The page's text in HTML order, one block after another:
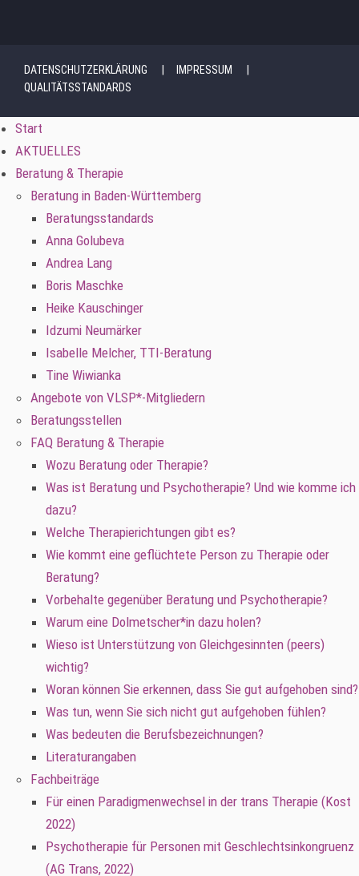
DATENSCHUTZERKLÄRUNG
IMPRESSUM
QUALITÄTSSTANDARDS
Start
AKTUELLES
Beratung & Therapie
Beratung in Baden-Württemberg
Beratungsstandards
Anna Golubeva
Andrea Lang
Boris Maschke
Heike Kauschinger
Idzumi Neumärker
Isabelle Melcher, TTI-Beratung
Tine Wiwianka
Angebote von VLSP*-Mitgliedern
Beratungsstellen
FAQ Beratung & Therapie
Wozu Beratung oder Therapie?
Was ist Beratung und Psychotherapie? Und wie komme ich
dazu?
Welche Therapierichtungen gibt es?
Wie kommt eine geflüchtete Person zu Therapie oder
Beratung?
Vorbehalte gegenüber Beratung und Psychotherapie?
Warum eine Dolmetscher*in dazu holen?
Wieso ist Unterstützung von Gleichgesinnten (peers)
wichtig?
Woran können Sie erkennen, dass Sie gut aufgehoben sind?
Was tun, wenn Sie sich nicht gut aufgehoben fühlen?
Was bedeuten die Berufsbezeichnungen?
Literaturangaben
Fachbeiträge
Für einen Paradigmenwechsel in der trans Therapie (Kost
2022)
Psychotherapie für Personen mit Geschlechtsinkongruenz
(AG Trans, 2022)